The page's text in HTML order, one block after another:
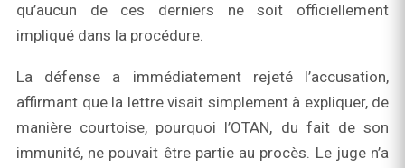
qu’aucun de ces derniers ne soit officiellement
impliqué dans la procédure.
La défense a immédiatement rejeté l’accusation,
affirmant que la lettre visait simplement à expliquer, de
manière courtoise, pourquoi l’OTAN, du fait de son
immunité, ne pouvait être partie au procès. Le juge n’a